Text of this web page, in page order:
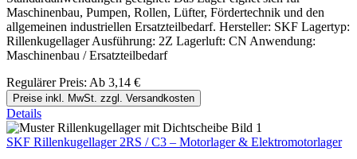
Maschinenbau, Pumpen, Rollen, Lüfter, Fördertechnik und den
allgemeinen industriellen Ersatzteilbedarf. Hersteller: SKF Lagertyp:
Rillenkugellager Ausführung: 2Z Lagerluft: CN Anwendung:
Maschinenbau / Ersatzteilbedarf
Regulärer Preis: Ab 3,14 €
Preise inkl. MwSt. zzgl. Versandkosten
Details
SKF Rillenkugellager 2RS / C3 – Motorlager & Elektromotorlager